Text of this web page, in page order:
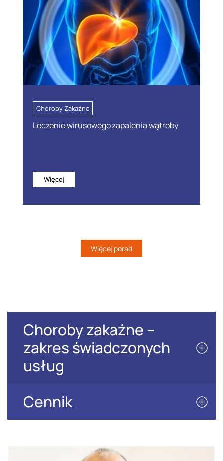
Choroby Zakaźne
Leczenie wirusowego zapalenia wątroby
Więcej
Więcej porad
Choroby zakaźne –
zakres świadczonych
usług
Cennik